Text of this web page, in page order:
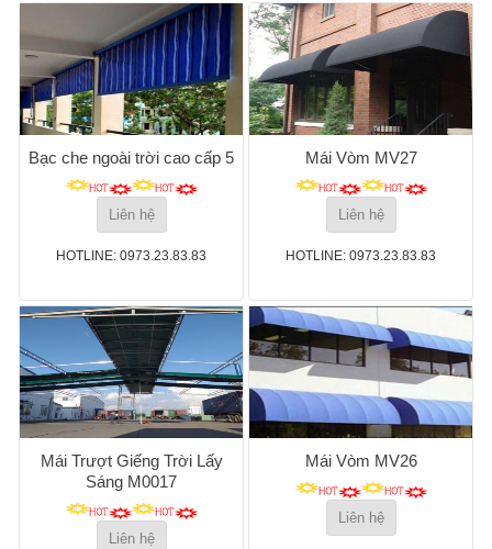
Bạc che ngoài trời cao cấp 5
Liên hệ
HOTLINE: 0973.23.83.83
Mái Vòm MV27
Liên hệ
HOTLINE: 0973.23.83.83
Mái Trượt Giếng Trời Lấy
Sáng M0017
Liên hệ
Mái Vòm MV26
Liên hệ